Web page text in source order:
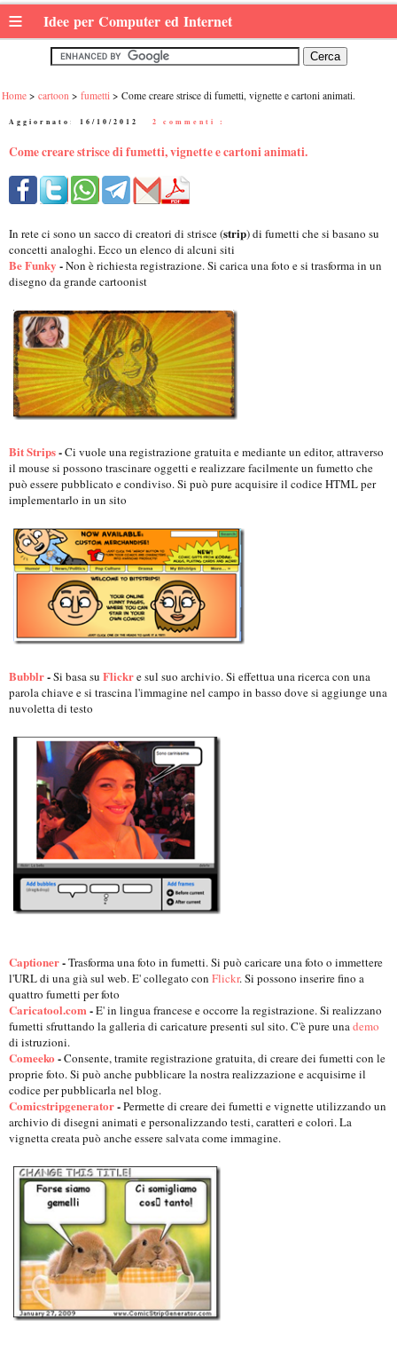
≡ Idee per Computer ed Internet
Home cartoon fumetti Come creare strisce di fumetti, vignette e cartoni animati.
Aggiornato: 16/10/2012 2 commenti :
Come creare strisce di fumetti, vignette e cartoni animati.
In rete ci sono un sacco di creatori di strisce (strip) di fumetti che si basano su
concetti analoghi. Ecco un elenco di alcuni siti
Be Funky -Non è richiesta registrazione. Si carica una foto e si trasforma in un
disegno da grande cartoonist
Bit Strips-Ci vuole una registrazione gratuita e mediante un editor, attraverso
il mouse si possono trascinare oggetti e realizzare facilmente un fumetto che
può essere pubblicato e condiviso. Si può pure acquisire il codice HTML per
implementarlo in un sito
Bubblr-Si basa su Flickre sul suo archivio. Si effettua una ricerca con una
parola chiave e si trascina l'immagine nel campo in basso dove si aggiunge una
nuvoletta di testo
Captioner-Trasforma una foto in fumetti. Si può caricare una foto o immettere
l'URL di una già sul web. E' collegato con Flickr. Si possono inserire fino a
quattro fumetti per foto
Caricatool.com-E' in lingua francese e occorre la registrazione. Si realizzano
fumetti sfruttando la galleria di caricature presenti sul sito. C'è pure unademo
di istruzioni.
Comeeko -Consente, tramite registrazione gratuita, di creare dei fumetti con le
proprie foto. Si può anche pubblicare la nostra realizzazione e acquisirne il
codice per pubblicarla nel blog.
Comicstripgenerator-Permette di creare dei fumetti e vignette utilizzando un
archivio di disegni animati e personalizzando testi, caratteri e colori. La
vignetta creata può anche essere salvata come immagine.